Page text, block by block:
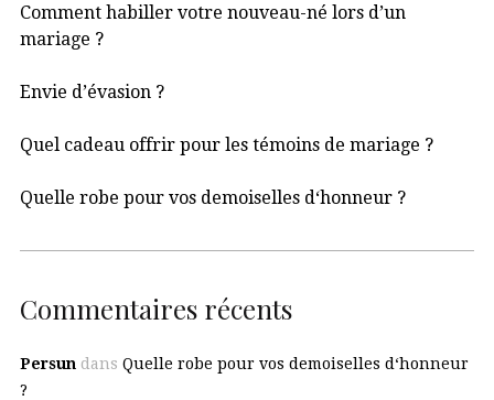
Comment habiller votre nouveau-né lors d’un
mariage ?
Envie d’évasion ?
Quel cadeau offrir pour les témoins de mariage ?
Quelle robe pour vos demoiselles d‘honneur ?
Commentaires récents
Persun dans Quelle robe pour vos demoiselles d‘honneur
?